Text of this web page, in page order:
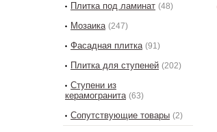
Плитка под ламинат (48)
Мозаика (247)
Фасадная плитка (91)
Плитка для ступеней (202)
Ступени из
керамогранита (63)
Сопутствующие товары (2)